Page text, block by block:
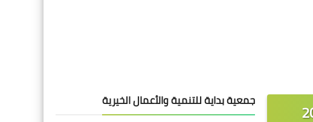
جمعية بداية للتنمية والأعمال الخيرية